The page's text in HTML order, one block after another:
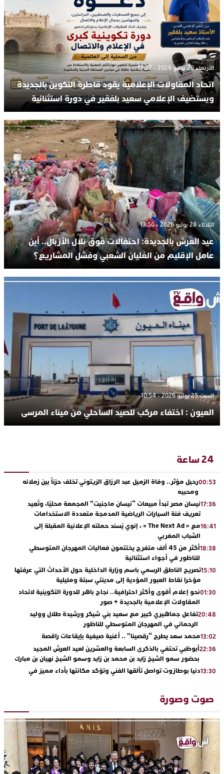
الأربعاء 29 يوليو 2026 - 17:27
اتحاد المقاولات الإعلامية يقود قاطرة التكوين بالجديدة
ويستضيف الإعلامي سعيد بلفقير في دورة استثنائية
الثلاثاء 28 يوليو 2026 - 13:50
عيد العرش بالجديدة: احتفالات فوق تلال الأزبال.. أين
عامل الإقليم من الغليان الشعبي وفشل المشاريع؟
السبت 25 يوليو 2026 - 10:54
العيون : اختفاء مركب للصيد الساحلي من ميناء المرسى
24 ساعة
00:53رحيل مؤثر.. وفاة الزميل عبد الرزاق الزيتوني تخلف حزناً بين زملائه
ومحبيه
17:36نيسان مصر تبدأ مبيعات “نيسان ماجنيت” المجمعة محليًا، وتُعِيد
تعريف فئة السيارات الرياضية المدمجة متعددة الاستخدامات
16:41
مع « The Next Ad » ، إنوي يُسند حملته الإعلانية المقبلة إلى
الشباب المغربي
18:38
أكثر من 45 ألف متفرج يختتمون فعاليات المهرجان المتوسطي
للناظور في أجواء استثنائية
15:10تصريح الناطق الرسمي باسم وزارة الداخلية حول الأحداث التي عرفتها
مؤخرا نقاط العبور المؤدية إلى مدينتي سبتة ومليلية
01:30نحو إعلام أقوى وأكثر احترافية.. نجاح باهر للدورة التكوينية لاتحاد
المقاولات الإعلامية بالجديدة + صور
20:48تفاعل جماهيري كبير مع سعيد بني شيكر ورشيدة طلال ووليد
الرحماني في المهرجان المتوسطي للناظور
13:02محمد سعد يطرح “رقصينا” .. أغنية صيفية بإيقاعات راقصة
22:36أبوظبي تحتفي بالذكرى السابعة والعشرين لعيد العرش المجيد
بحضور سمو الشيخ زايد بن محمد بن زايد وسمو الشيخ نهيان بن مبارك
13:30دنيا بوطازوت تواصل تألقها الفني وتؤكد مكانتها بأداء مميز في
رهينتين من قبضة ذي سوابق بالجديدة
اتحاد المقاولات الإعلامية يقود قاطرة التكوين بالجديدة ويستضيف
الإعلامي سعيد بلفقير في دورة استثنائية
23:18 ترسيخا لثقافة ترشيد الموارد المائية.. اختتام فعاليات النسخة الثانية
من “القرية الذكية للماء” بمركز الاصطياف ببوزنيقة
17:36 من الراب والراي إلى العيطة والأغنية الأمازيغية.. مهرجان الناظور
المتوسطي يحتفي بتنوع الموسيقى المغربية
صوت وصورة